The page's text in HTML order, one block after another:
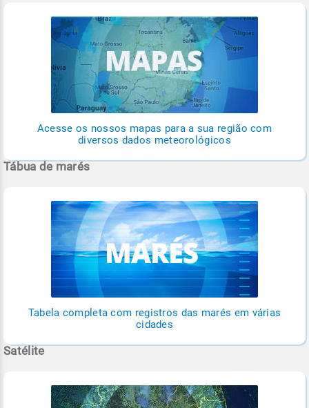
Acesse os nossos mapas para a sua região com
diversos dados meteorológicos
Tábua de marés
Tabela completa com registros das marés em várias
cidades
Satélite